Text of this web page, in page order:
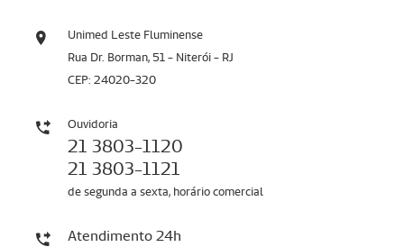
Unimed Leste Fluminense
Rua Dr. Borman, 51 - Niterói - RJ
CEP: 24020-320
Ouvidoria
21 3803-1120
21 3803-1121
de segunda a sexta, horário comercial
Atendimento 24h